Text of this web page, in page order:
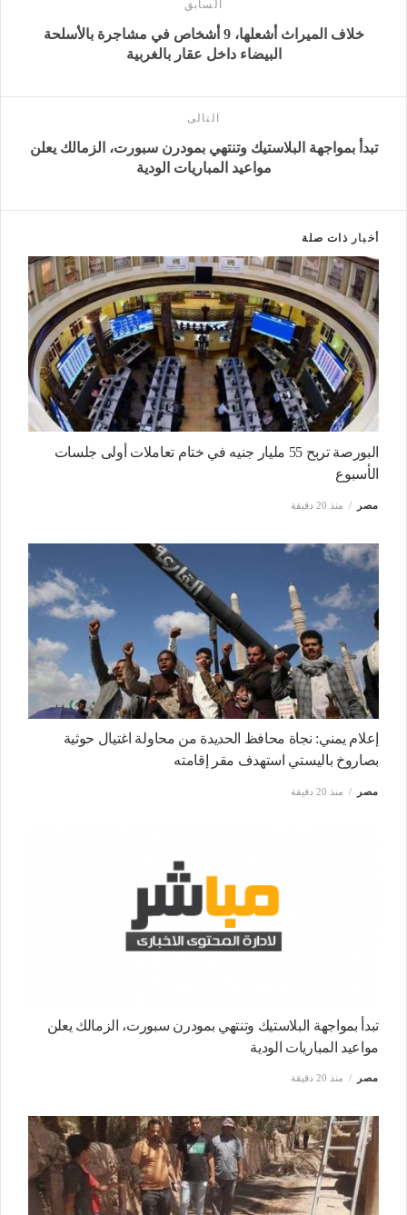
السابق
خلاف الميراث أشعلها، 9 أشخاص في مشاجرة بالأسلحة
البيضاء داخل عقار بالغربية
التالى
تبدأ بمواجهة البلاستيك وتنتهي بمودرن سبورت، الزمالك يعلن
مواعيد المباريات الودية
أخبار ذات صلة
البورصة تربح 55 مليار جنيه في ختام تعاملات أولى جلسات
الأسبوع
مصر منذ 20 دقيقة
إعلام يمني: نجاة محافظ الحديدة من محاولة اغتيال حوثية
بصاروخ باليستي استهدف مقر إقامته
مصر منذ 20 دقيقة
تبدأ بمواجهة البلاستيك وتنتهي بمودرن سبورت، الزمالك يعلن
مواعيد المباريات الودية
مصر منذ 20 دقيقة